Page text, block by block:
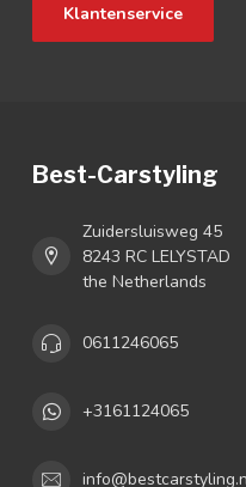
Klantenservice
Best-Carstyling
Zuidersluisweg 45
8243 RC LELYSTAD
the Netherlands
0611246065
+3161124065